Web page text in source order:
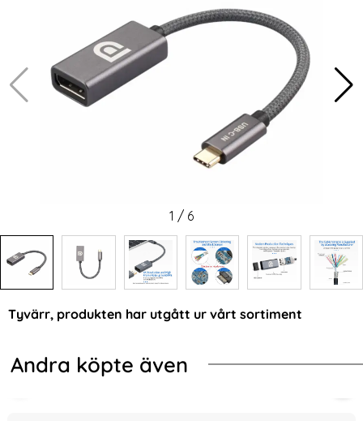
1 / 6
Tyvärr, produkten har utgått ur vårt sortiment
Andra köpte även